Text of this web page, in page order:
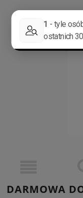
DARMOWA